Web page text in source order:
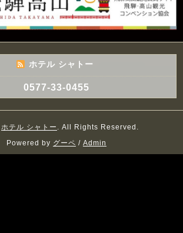
ホテル シャトー
0577-33-0455
ホテル シャトー . All Rights Reserved.
Powered by グーペ / Admin